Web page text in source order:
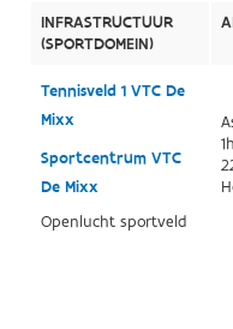
INFRASTRUCTUUR
(SPORTDOMEIN)
Tennisveld 1 VTC De
Mixx
Sportcentrum VTC
De Mixx
Openlucht sportveld
1h